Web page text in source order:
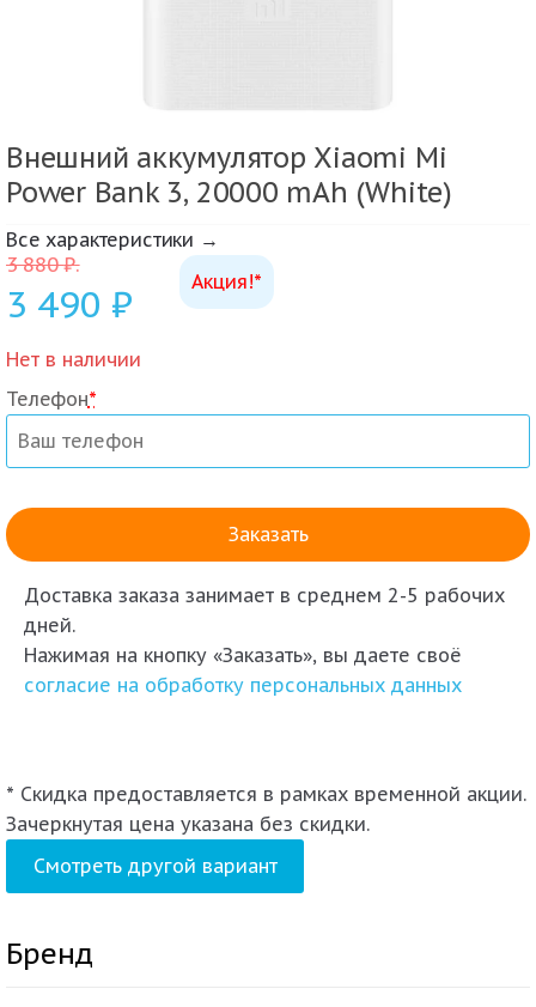
Внешний аккумулятор Xiaomi Mi
Power Bank 3, 20000 mAh (White)
Все характеристики →
Акция!*
3 880₽.
3 490 ₽
Нет в наличии
Телефон*
Доставка заказа занимает в среднем 2-5 рабочих
дней.
Нажимая на кнопку «Заказать», вы даете своё
согласие на обработку персональных данных
* Скидка предоставляется в рамках временной акции.
Зачеркнутая цена указана без скидки.
Смотреть другой вариант
Бренд